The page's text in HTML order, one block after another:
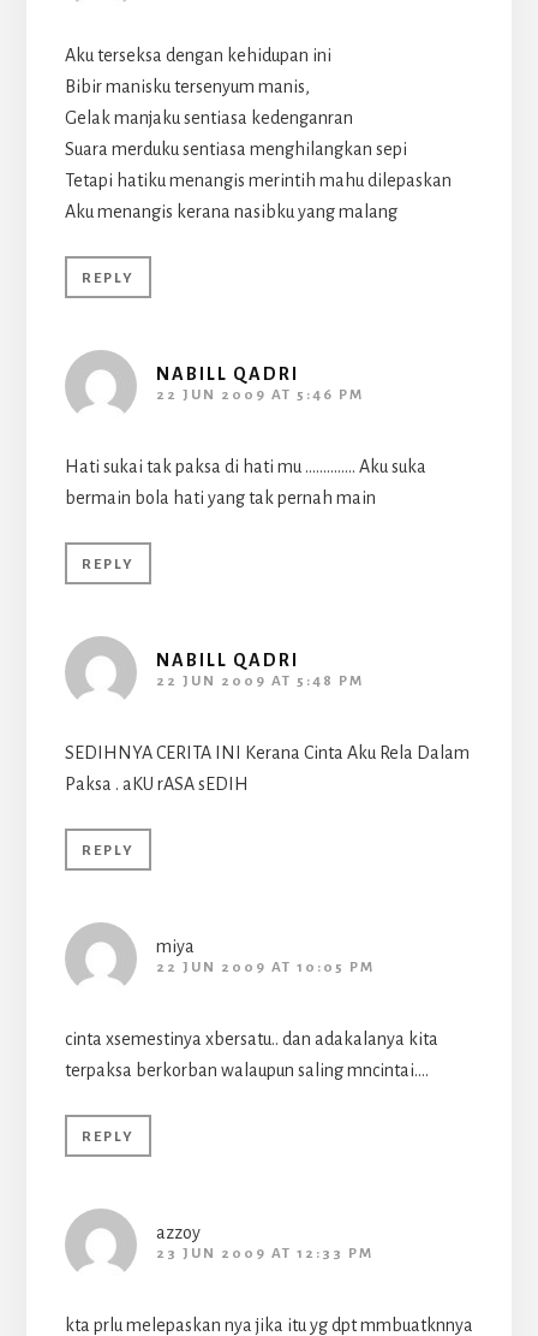
Aku terseksa dengan kehidupan ini
Bibir manisku tersenyum manis,
Gelak manjaku sentiasa kedenganran
Suara merduku sentiasa menghilangkan sepi
Tetapi hatiku menangis merintih mahu dilepaskan
Aku menangis kerana nasibku yang malang
REPLY
NABILL QADRI
22 JUN 2009 AT 5:46 PM
Hati sukai tak paksa di hati mu ………….. Aku suka
bermain bola hati yang tak pernah main
REPLY
NABILL QADRI
22 JUN 2009 AT 5:48 PM
SEDIHNYA CERITA INI Kerana Cinta Aku Rela Dalam
Paksa . aKU rASA sEDIH
REPLY
miya
22 JUN 2009 AT 10:05 PM
cinta xsemestinya xbersatu.. dan adakalanya kita
terpaksa berkorban walaupun saling mncintai….
REPLY
azzoy
23 JUN 2009 AT 12:33 PM
kta prlu melepaskan nya jika itu yg dpt mmbuatknnya